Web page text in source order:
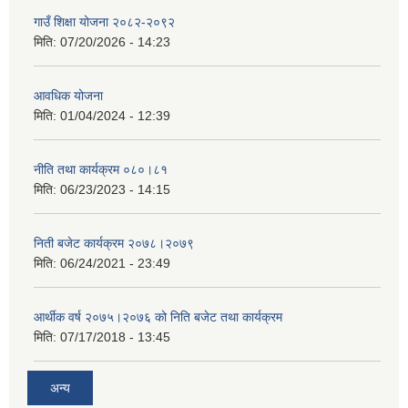
गाउँ शिक्षा योजना २०८२-२०९२
मिति: 07/20/2026 - 14:23
आवधिक योजना
मिति: 01/04/2024 - 12:39
नीति तथा कार्यक्रम ०८०।८१
मिति: 06/23/2023 - 14:15
निती बजेट कार्यक्रम २०७८।२०७९
मिति: 06/24/2021 - 23:49
आर्थीक वर्ष २०७५।२०७६ को निति बजेट तथा कार्यक्रम
मिति: 07/17/2018 - 13:45
अन्य